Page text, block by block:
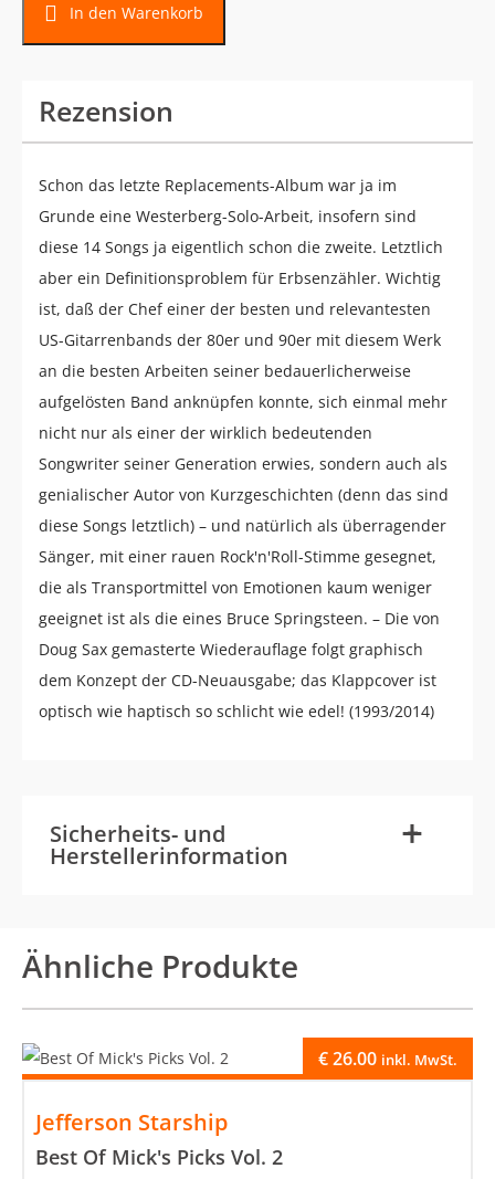
In den Warenkorb
Rezension
Schon das letzte Replacements-Album war ja im
Grunde eine Westerberg-Solo-Arbeit, insofern sind
diese 14 Songs ja eigentlich schon die zweite. Letztlich
aber ein Definitionsproblem für Erbsenzähler. Wichtig
ist, daß der Chef einer der besten und relevantesten
US-Gitarrenbands der 80er und 90er mit diesem Werk
an die besten Arbeiten seiner bedauerlicherweise
aufgelösten Band anknüpfen konnte, sich einmal mehr
nicht nur als einer der wirklich bedeutenden
Songwriter seiner Generation erwies, sondern auch als
genialischer Autor von Kurzgeschichten (denn das sind
diese Songs letztlich) – und natürlich als überragender
Sänger, mit einer rauen Rock'n'Roll-Stimme gesegnet,
die als Transportmittel von Emotionen kaum weniger
geeignet ist als die eines Bruce Springsteen. – Die von
Doug Sax gemasterte Wiederauflage folgt graphisch
dem Konzept der CD-Neuausgabe; das Klappcover ist
optisch wie haptisch so schlicht wie edel! (1993/2014)
Sicherheits- und
Herstellerinformation +
-
Ähnliche Produkte
Jefferson Starship
Best Of Mick's Picks Vol. 2
€26.00 inkl. MwSt.